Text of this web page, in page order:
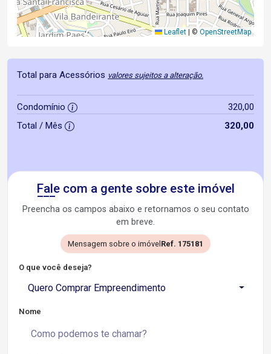
Leaflet | © OpenStreetMap
Total para Acessórios valores sujeitos a alteração.
Condomínio
320,00
Total / Mês
320,00
Fale com a gente sobre este imóvel
Preencha os campos abaixo e retornamos o seu contato
em breve.
Mensagem sobre o imóvelRef. 175181
O que você deseja?
Quero Comprar Empreendimento
Nome